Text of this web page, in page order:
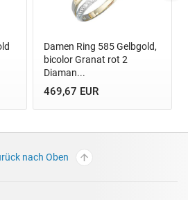
Damen Ring 585 Gelbgold,
bicolor Granat rot 2
Diaman...
469,67 EUR
nach Oben